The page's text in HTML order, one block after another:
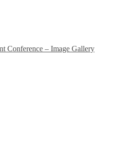
Conference – Image Gallery